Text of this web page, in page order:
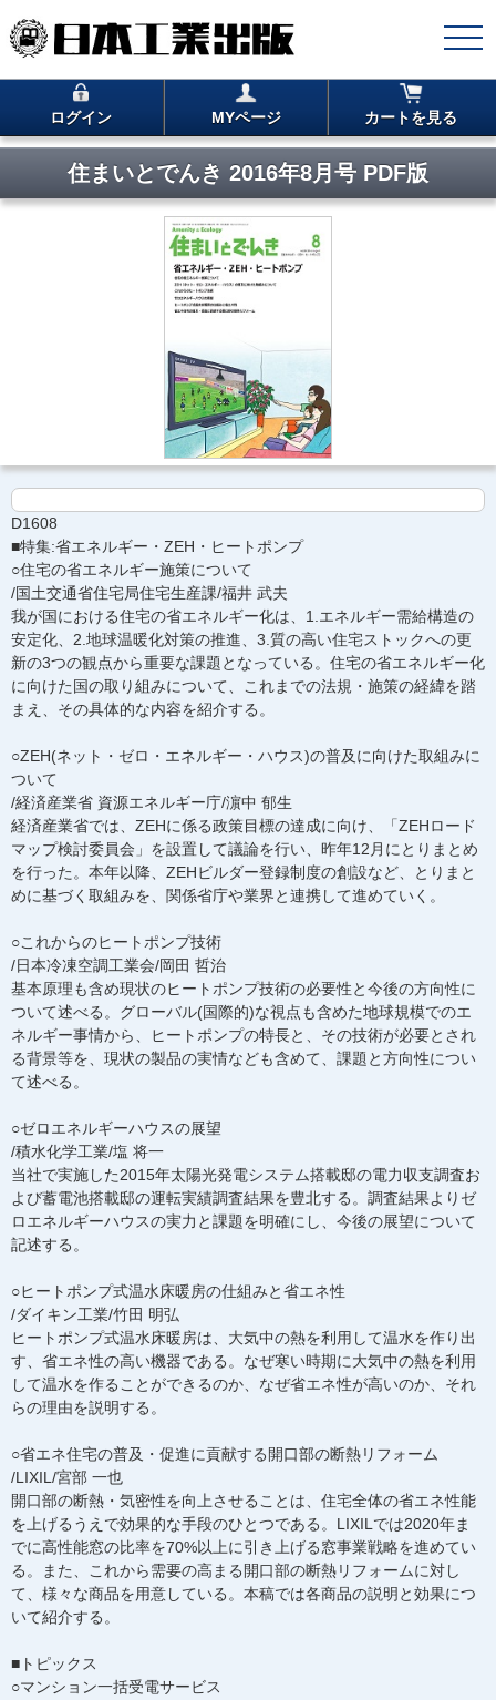
ログイン MYページ カートを見る
住まいとでんき 2016年8月号 PDF版
D1608
■特集:省エネルギー・ZEH・ヒートポンプ
○住宅の省エネルギー施策について
/国土交通省住宅局住宅生産課/福井 武夫
我が国における住宅の省エネルギー化は、1.エネルギー需給構造の
安定化、2.地球温暖化対策の推進、3.質の高い住宅ストックへの更
新の3つの観点から重要な課題となっている。住宅の省エネルギー化
に向けた国の取り組みについて、これまでの法規・施策の経緯を踏
まえ、その具体的な内容を紹介する。
○ZEH(ネット・ゼロ・エネルギー・ハウス)の普及に向けた取組みに
ついて
/経済産業省 資源エネルギー庁/濵中 郁生
経済産業省では、ZEHに係る政策目標の達成に向け、「ZEHロード
マップ検討委員会」を設置して議論を行い、昨年12月にとりまとめ
を行った。本年以降、ZEHビルダー登録制度の創設など、とりまと
めに基づく取組みを、関係省庁や業界と連携して進めていく。
○これからのヒートポンプ技術
/日本冷凍空調工業会/岡田 哲治
基本原理も含め現状のヒートポンプ技術の必要性と今後の方向性に
ついて述べる。グローバル(国際的)な視点も含めた地球規模でのエ
ネルギー事情から、ヒートポンプの特長と、その技術が必要とされ
る背景等を、現状の製品の実情なども含めて、課題と方向性につい
て述べる。
○ゼロエネルギーハウスの展望
/積水化学工業/塩 将一
当社で実施した2015年太陽光発電システム搭載邸の電力収支調査お
よび蓄電池搭載邸の運転実績調査結果を豊北する。調査結果よりゼ
ロエネルギーハウスの実力と課題を明確にし、今後の展望について
記述する。
○ヒートポンプ式温水床暖房の仕組みと省エネ性
/ダイキン工業/竹田 明弘
ヒートポンプ式温水床暖房は、大気中の熱を利用して温水を作り出
す、省エネ性の高い機器である。なぜ寒い時期に大気中の熱を利用
して温水を作ることができるのか、なぜ省エネ性が高いのか、それ
らの理由を説明する。
○省エネ住宅の普及・促進に貢献する開口部の断熱リフォーム
/LIXIL/宮部 一也
開口部の断熱・気密性を向上させることは、住宅全体の省エネ性能
を上げるうえで効果的な手段のひとつである。LIXILでは2020年ま
でに高性能窓の比率を70%以上に引き上げる窓事業戦略を進めてい
る。また、これから需要の高まる開口部の断熱リフォームに対し
て、様々な商品を用意している。本稿では各商品の説明と効果につ
いて紹介する。
■トピックス
○マンション一括受電サービス